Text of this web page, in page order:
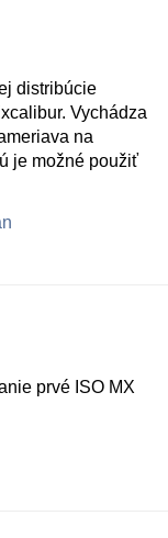
distribúcie
Vychádza
na
je možné použiť
prvé ISO MX